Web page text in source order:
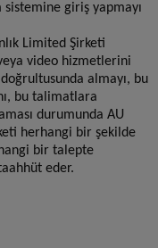
giriş yapmayı
Limited Şirketi
video hizmetlerini
almayı, bu
bu talimatlara
durumunda AU
herhangi bir şekilde
bir talepte
eder.